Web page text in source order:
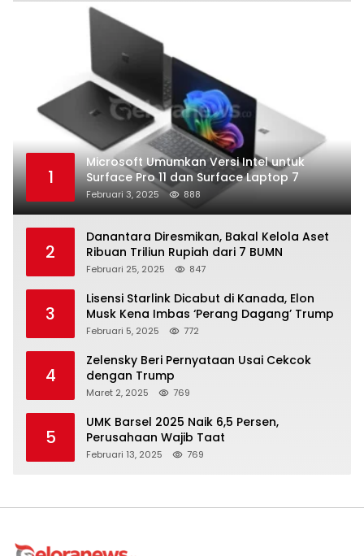
1
Microsoft Umumkan Versi Intel untuk
Surface Pro 11 dan Surface Laptop 7
Februari 3, 2025 888
2
Danantara Diresmikan, Bakal Kelola Aset
Ribuan Triliun Rupiah dari 7 BUMN
Februari 25, 2025 847
3
Lisensi Starlink Dicabut di Kanada, Elon
Musk Kena Imbas ‘Perang Dagang’ Trump
Februari 5, 2025 772
4
Zelensky Beri Pernyataan Usai Cekcok
dengan Trump
Maret 2, 2025 769
5
UMK Barsel 2025 Naik 6,5 Persen,
Perusahaan Wajib Taat
Februari 13, 2025 769